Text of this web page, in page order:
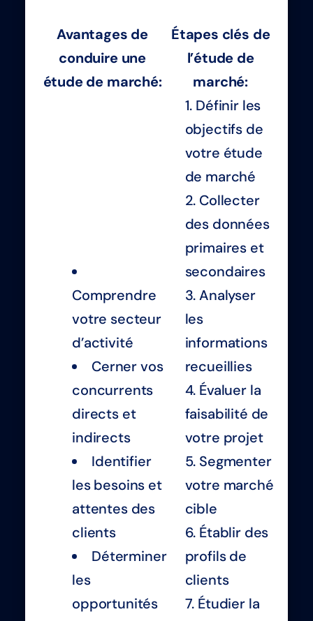
Avantages de
conduire une
étude de marché:
Étapes clés de
l’étude de
marché:
Comprendre
votre secteur
d’activité
Cerner vos
concurrents
directs et
indirects
Identifier
les besoins et
attentes des
clients
Déterminer
les
opportunités
Définir les
objectifs de
votre étude
de marché
Collecter
des données
primaires et
secondaires
Analyser
les
informations
recueillies
Évaluer la
faisabilité de
votre projet
Segmenter
votre marché
cible
Établir des
profils de
clients
Étudier la